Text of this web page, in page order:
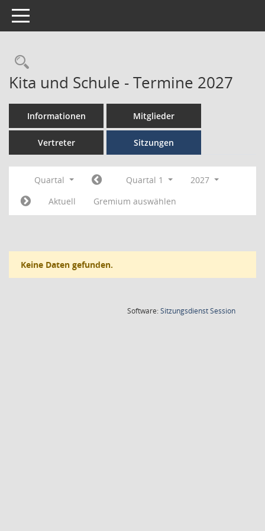
Toggle navigation
Kita und Schule - Termine 2027
Informationen Mitglieder
Vertreter Sitzungen
Quartal Quartal 1
2027
Aktuell
Gremium auswählen
Keine Daten gefunden.
Software:SitzungsdienstSession(Wird in